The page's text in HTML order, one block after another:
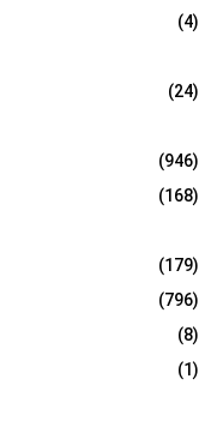
C
H
(4)
(24)
(946)
(168)
(179)
(796)
(8)
(1)